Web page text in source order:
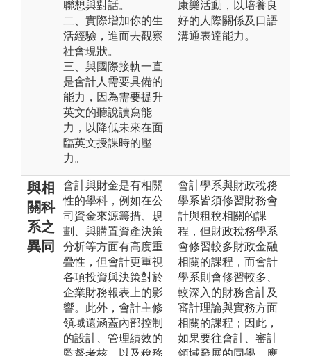
聯想與對話。
二、實際增加你的生
活經驗，進而去觀察
社會現狀。
三、與國際接軌一直
是會計人需要具備的
能力，因為需要提升
英文的聽說讀寫能
力，以降低未來在面
臨英文授課時的壓
力。
康樂活動，以培養良
好的人際關係及口語
溝通表達能力。
與相
關科
系之
異同
會計與財金是有相關
性的學科，例如在公
司資金來源籌措、規
劃、與購置資產決策
分析等方面有高度重
疊性，但會計更重視
各項投資與決策對於
企業財務報表上的影
響。此外，會計主修
領域還涵蓋內部控制
的設計、管理績效的
監督考核，以及稅務
會計學系與財政稅務
學系皆須修習財務會
計與租稅相關的課
程，但財政稅務學系
會修習較多財政金融
相關的課程，而會計
學系則會修習較多、
較深入的財務會計及
審計理論與實務方面
相關的課程；因此，
如果要往會計、審計
領域發展的同學，應